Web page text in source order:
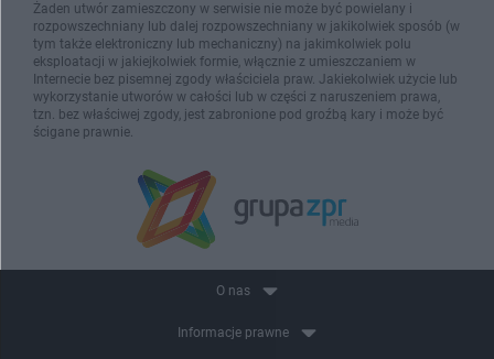
Żaden utwór zamieszczony w serwisie nie może być powielany i
rozpowszechniany lub dalej rozpowszechniany w jakikolwiek sposób (w
tym także elektroniczny lub mechaniczny) na jakimkolwiek polu
eksploatacji w jakiejkolwiek formie, włącznie z umieszczaniem w
Internecie bez pisemnej zgody właściciela praw. Jakiekolwiek użycie lub
wykorzystanie utworów w całości lub w części z naruszeniem prawa,
tzn. bez właściwej zgody, jest zabronione pod groźbą kary i może być
ścigane prawnie.
O nas
Informacje prawne